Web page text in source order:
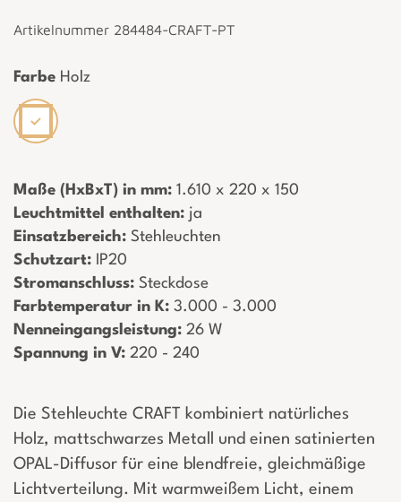
Artikelnummer 284484-CRAFT-PT
Farbe Holz
Maße (HxBxT) in mm: ­ 1.610 x 220 x 150
Leuchtmittel enthalten: ­ ja
Einsatzbereich: ­ Stehleuchten
Schutzart: ­ IP20
Stromanschluss: ­ Steckdose
Farbtemperatur in K: ­ 3.000 - 3.000
Nenneingangsleistung: ­ 26 W
Spannung in V: ­ 220 - 240
Die Stehleuchte CRAFT kombiniert natürliches
Holz, mattschwarzes Metall und einen satinierten
OPAL-Diffusor für eine blendfreie, gleichmäßige
Lichtverteilung. Mit warmweißem Licht, einem